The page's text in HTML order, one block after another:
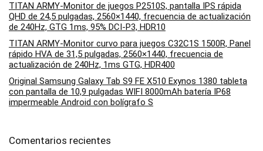
TITAN ARMY-Monitor de juegos P2510S, pantalla IPS rápida
QHD de 24,5 pulgadas, 2560×1440, frecuencia de actualización
de 240Hz, GTG 1ms, 95% DCI-P3, HDR10
TITAN ARMY-Monitor curvo para juegos C32C1S 1500R, Panel
rápido HVA de 31,5 pulgadas, 2560×1440, frecuencia de
actualización de 240Hz, 1ms GTG, HDR400
Original Samsung Galaxy Tab S9 FE X510 Exynos 1380 tableta
con pantalla de 10,9 pulgadas WIFI 8000mAh batería IP68
impermeable Android con bolígrafo S
Comentarios recientes